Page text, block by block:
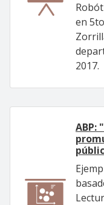
en
2017.
ABP: